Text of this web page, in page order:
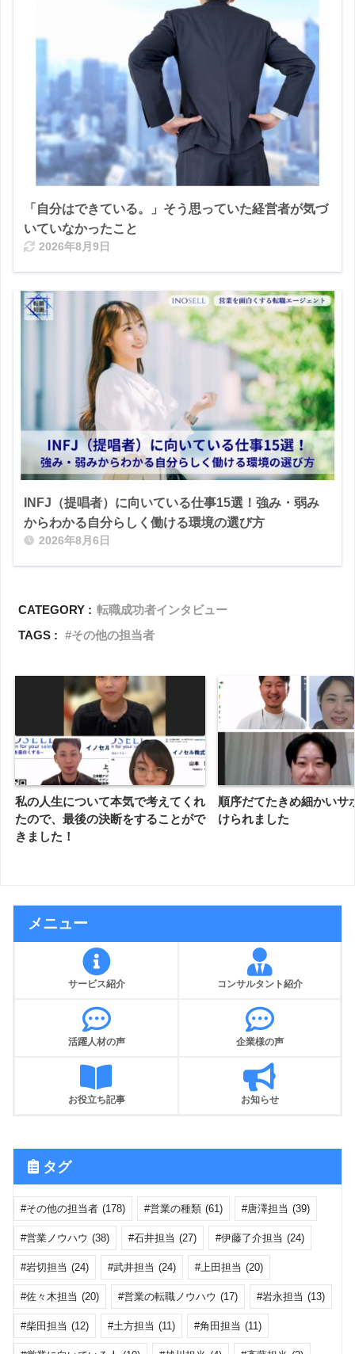
「自分はできている。」そう思っていた経営者が気づ
いていなかったこと
2026年8月9日
INFJ（提唱者）に向いている仕事15選！強み・弱み
からわかる自分らしく働ける環境の選び方
2026年8月6日
CATEGORY : 転職成功者インタビュー
TAGS :
その他の担当者
私の人生について本気で考えてくれ
たので、最後の決断をすることがで
きました！
順序だてたきめ細かいサ
けられました
メニュー
サービス紹介 コンサルタント紹介
活躍人材の声 企業様の声
お役立ち記事 お知らせ
タグ
その他の担当者 (178) 営業の種類 (61) 唐澤担当 (39)
営業ノウハウ (38) 石井担当 (27) 伊藤了介担当 (24)
岩切担当 (24) 武井担当 (24) 上田担当 (20)
佐々木担当 (20) 営業の転職ノウハウ (17) 岩永担当 (13)
柴田担当 (12) 土方担当 (11) 角田担当 (11)